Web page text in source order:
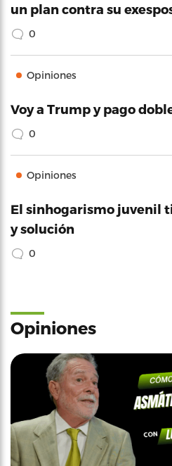
un plan contra su
0
Opiniones
Voy a Trump y pago
0
Opiniones
El sinhogarismo juvenil
y solución
0
Opiniones